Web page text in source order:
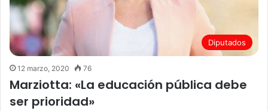
Diputados
12 marzo, 2020 76
Marziotta: «La educación pública debe
ser prioridad»